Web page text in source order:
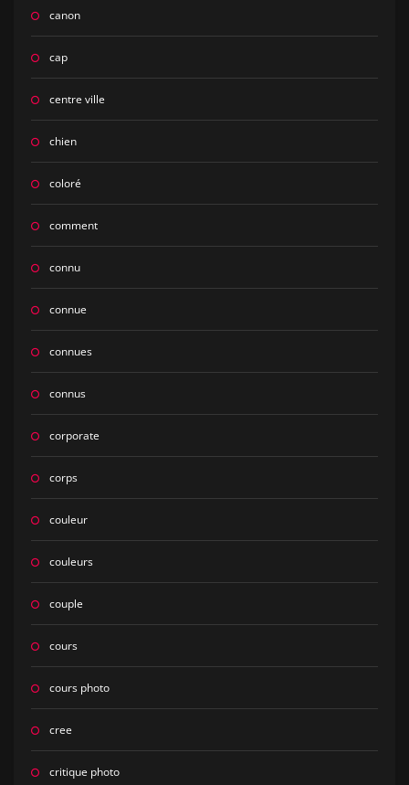
canon
cap
centre ville
chien
coloré
comment
connu
connue
connues
connus
corporate
corps
couleur
couleurs
couple
cours
cours photo
cree
critique photo